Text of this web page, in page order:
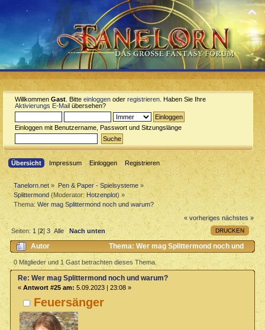
Willkommen Gast . Bitte einloggen oder registrieren . Haben Sie Ihre
Aktivierungs E-Mail übersehen?
Einloggen mit Benutzername, Passwort und Sitzungslänge
Übersicht Impressum Einloggen Registrieren
Tanelorn.net » Pen & Paper - Spielsysteme»
Splittermond (Moderator: Hotzenplot) »
Thema:Wer mag Splittermond noch und warum?
« vorheriges nächstes »
DRUCKEN
Seiten:1 [2]3 Alle Nach unten
Autor
Thema: Wer mag Splittermond noch und
warum? (Gelesen 12084 mal)
0 Mitglieder und 1 Gast betrachten dieses Thema.
Feuersänger
Re: Wer mag Splittermond noch und warum?
« Antwort #25 am: 5.09.2023 | 23:08 »